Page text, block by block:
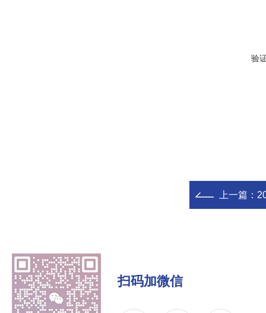
验
上一篇：
扫码加微信